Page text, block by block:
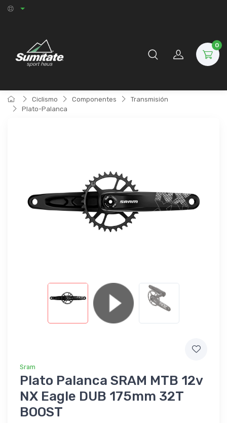
0
Ciclismo Componentes
Transmisión
Plato-Palanca
Sram
Plato Palanca SRAM MTB 12v
NX Eagle DUB 175mm 32T
BOOST